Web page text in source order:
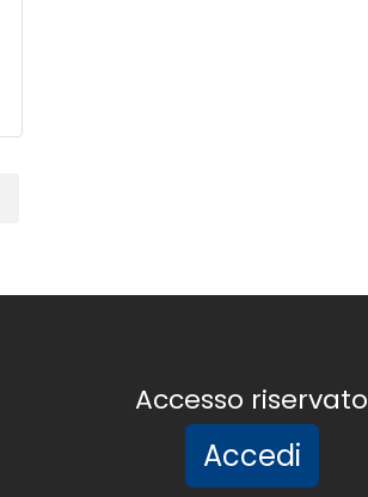
Accesso riservato
Accedi